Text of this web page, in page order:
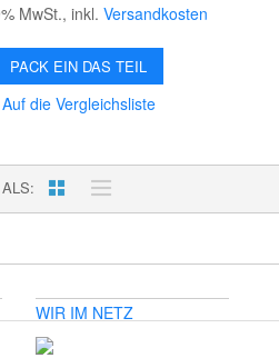
MwSt., inkl. Versandkosten
PACK EIN DAS TEIL
Auf die Vergleichsliste
WIR IM NETZ